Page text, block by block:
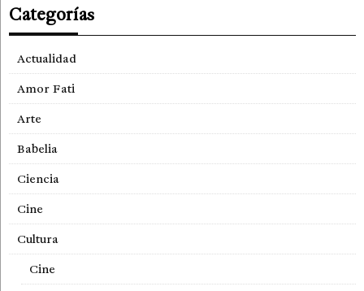
Categorías
Actualidad
Amor Fati
Arte
Babelia
Ciencia
Cine
Cultura
Cine